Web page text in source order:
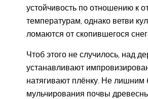
устойчивость по отношению к
температурам, однако ветви
ломаются от скопившегося
Чтоб этого не случилось, над
устанавливают
натягивают плёнку. Не лишним
мульчирования почвы